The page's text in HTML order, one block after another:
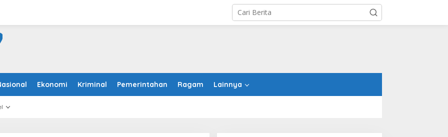
Ekonomi Kriminal Pemerintahan Ragam Lainnya